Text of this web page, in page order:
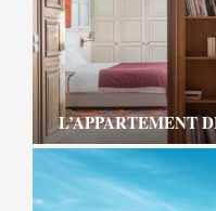
L’APPARTEMENT